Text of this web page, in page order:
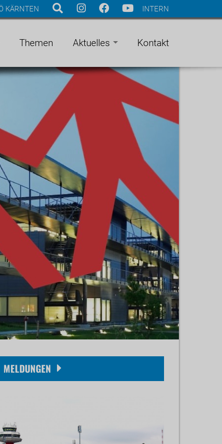
INTERN
KÄRNTEN
Themen Aktuelles Kontakt
MELDUNGEN